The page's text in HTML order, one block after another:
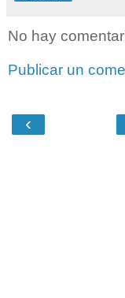
No hay
Publicar un
‹